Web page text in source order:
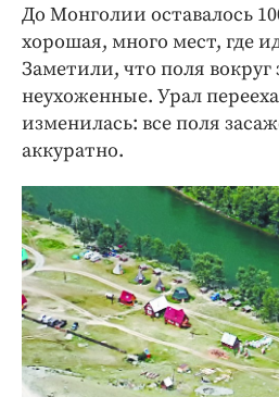
До Монголии оставалось
хорошая, много мест, где
Заметили, что поля вокруг
неухоженные. Урал
изменилась: все поля
аккуратно.